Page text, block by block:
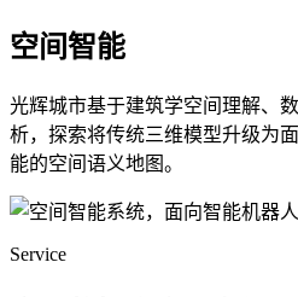
空间智能
光辉城市基于建筑学空间理解、
析，探索将传统三维模型升级为
能的空间语义地图。
Service